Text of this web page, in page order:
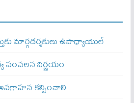
మార్గదర్శకులు ఉపాధ్యాయులే
సంచలన నిర్ణయం
కల్పించాలి